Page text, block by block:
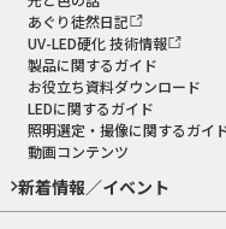
あぐり徒然日記
UV-LED硬化 技術情報
製品に関するガイド
お役立ち資料ダウンロード
LEDに関するガイド
照明選定・撮像に関するガイ
動画コンテンツ
新着情報／イベント